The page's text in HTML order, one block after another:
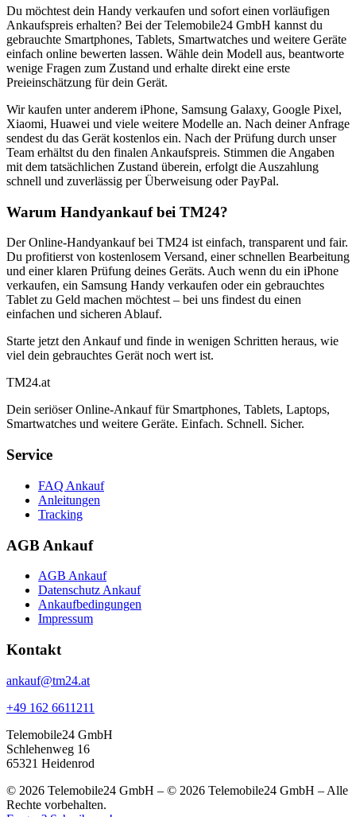
Du möchtest dein Handy verkaufen und sofort einen vorläufigen
Ankaufspreis erhalten? Bei der Telemobile24 GmbH kannst du
gebrauchte Smartphones, Tablets, Smartwatches und weitere Geräte
einfach online bewerten lassen. Wähle dein Modell aus, beantworte
wenige Fragen zum Zustand und erhalte direkt eine erste
Preieinschätzung für dein Gerät.
Wir kaufen unter anderem iPhone, Samsung Galaxy, Google Pixel,
Xiaomi, Huawei und viele weitere Modelle an. Nach deiner Anfrage
sendest du das Gerät kostenlos ein. Nach der Prüfung durch unser
Team erhältst du den finalen Ankaufspreis. Stimmen die Angaben
mit dem tatsächlichen Zustand überein, erfolgt die Auszahlung
schnell und zuverlässig per Überweisung oder PayPal.
Warum Handyankauf bei TM24?
Der Online-Handyankauf bei TM24 ist einfach, transparent und fair.
Du profitierst von kostenlosem Versand, einer schnellen Bearbeitung
und einer klaren Prüfung deines Geräts. Auch wenn du ein iPhone
verkaufen, ein Samsung Handy verkaufen oder ein gebrauchtes
Tablet zu Geld machen möchtest – bei uns findest du einen
einfachen und sicheren Ablauf.
Starte jetzt den Ankauf und finde in wenigen Schritten heraus, wie
viel dein gebrauchtes Gerät noch wert ist.
TM24.at
Dein seriöser Online-Ankauf für Smartphones, Tablets, Laptops,
Smartwatches und weitere Geräte. Einfach. Schnell. Sicher.
Service
FAQ Ankauf
Anleitungen
Tracking
AGB Ankauf
AGB Ankauf
Datenschutz Ankauf
Ankaufbedingungen
Impressum
Kontakt
ankauf@tm24.at
+49 162 6611211
Telemobile24 GmbH
Schlehenweg 16
65321 Heidenrod
© 2026 Telemobile24 GmbH – © 2026 Telemobile24 GmbH – Alle
Rechte vorbehalten.